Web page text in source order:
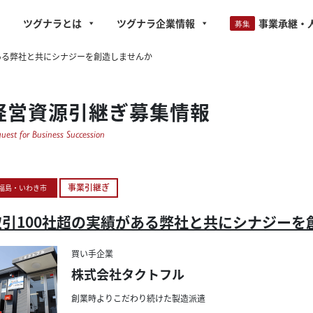
ツグナラとは ツグナラ企業情報 事業承継・
弊社と共にシナジーを創造しませんか
営資源引継ぎ募集情報
for Business Succession
島・いわき市 事業引継ぎ
100社超の実績がある弊社と共にシナジーを
買い手企業
株式会社タクトフル
創業時より こだわり続けた製造派遣